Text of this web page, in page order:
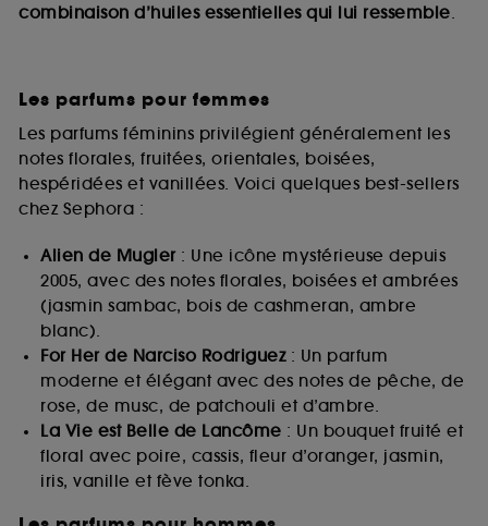
combinaison d’huiles essentielles qui lui ressemble.
Les parfums pour femmes
Les parfums féminins privilégient généralement les
notes florales, fruitées, orientales, boisées,
hespéridées et vanillées. Voici quelques best-sellers
chez Sephora :
Alien de Mugler: Une icône mystérieuse depuis
2005, avec des notes florales, boisées et ambrées
(jasmin sambac, bois de cashmeran, ambre
blanc).
For Her de Narciso Rodriguez: Un parfum
moderne et élégant avec des notes de pêche, de
rose, de musc, de patchouli et d’ambre.
La Vie est Belle de Lancôme : Un bouquet fruité et
floral avec poire, cassis, fleur d’oranger, jasmin,
iris, vanille et fève tonka.